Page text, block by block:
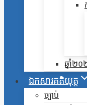
ឆ្នាំ២០
ឯកសារគតិយុត្ត
ច្បាប់